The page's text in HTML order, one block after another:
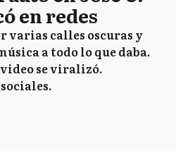
en redes
varias calles oscuras y
a todo lo que daba.
se viralizó.